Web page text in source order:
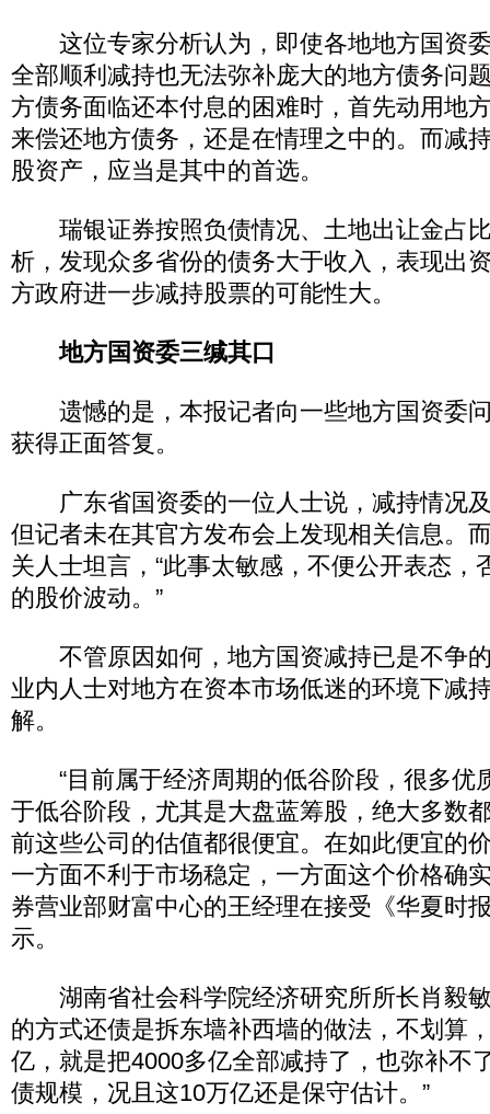
这位专家分析认为，即使各地地方国资
全部顺利减持也无法弥补庞大的地方债务问
方债务面临还本付息的困难时，首先动用地
来偿还地方债务，还是在情理之中的。而减
股资产，应当是其中的首选。
瑞银证券按照负债情况、土地出让金占
析，发现众多省份的债务大于收入，表现出
方政府进一步减持股票的可能性大。
地方国资委三缄其口
遗憾的是，本报记者向一些地方国资委
获得正面答复。
广东省国资委的一位人士说，减持情况
但记者未在其官方发布会上发现相关信息。
关人士坦言，“此事太敏感，不便公开表态，
的股价波动。”
不管原因如何，地方国资减持已是不争
业内人士对地方在资本市场低迷的环境下减
解。
“目前属于经济周期的低谷阶段，很多优
于低谷阶段，尤其是大盘蓝筹股，绝大多数
前这些公司的估值都很便宜。在如此便宜的
一方面不利于市场稳定，一方面这个价格确
券营业部财富中心的王经理在接受《华夏时
示。
湖南省社会科学院经济研究所所长肖毅
的方式还债是拆东墙补西墙的做法，不划算
亿，就是把4000多亿全部减持了，也弥补不
债规模，况且这10万亿还是保守估计。”